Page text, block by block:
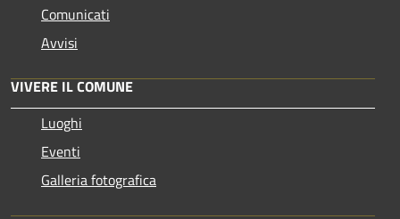
Comunicati
Avvisi
VIVERE IL COMUNE
Luoghi
Eventi
Galleria fotografica